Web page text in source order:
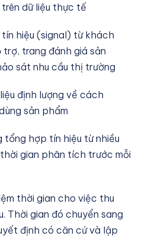
dữ liệu thực tế
hiệu (signal) từ khách
trang đánh giá sản
sát nhu cầu thị trường
định lượng về cách
sản phẩm
tổng hợp tín hiệu từ nhiều
gian phân tích trước mỗi
thời gian cho việc thu
Thời gian đó chuyển sang
định có căn cứ và lập